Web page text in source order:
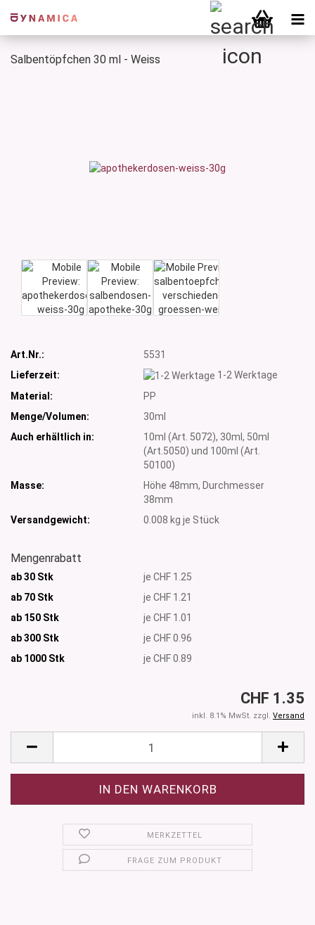
Salbentöpfchen 30 ml - Weiss
Art.Nr.:
5531
Lieferzeit:
1-2 Werktage
Material:
PP
Menge/Volumen:
30ml
Auch erhältlich in:
10ml (Art. 5072), 30ml, 50ml
(Art.5050) und 100ml (Art.
50100)
Masse:
Höhe 48mm, Durchmesser
38mm
Versandgewicht:
0.008 kg je Stück
Mengenrabatt
ab 30 Stk
je CHF 1.25
ab 70 Stk
je CHF 1.21
ab 150 Stk
je CHF 1.01
ab 300 Stk
je CHF 0.96
ab 1000 Stk je CHF 0.89
CHF 1.35
inkl. 8.1% MwSt. zzgl. Versand
MERKZETTEL
FRAGE ZUM PRODUKT